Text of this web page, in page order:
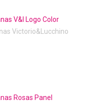
V&l Logo Color
Victorio&Lucchino
Rosas Panel